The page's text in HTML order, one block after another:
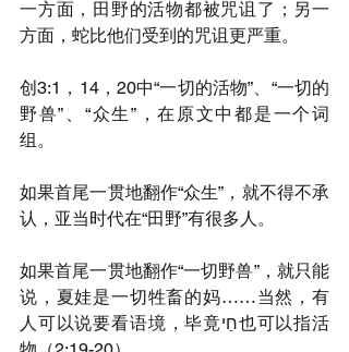
一方面，田野的活物都被咒诅了；另一
方面，蛇比他们受到的咒诅更严重。
创3:1，14，20中“一切的活物”、“一切的
野兽”、“众生”，在原文中都是一个词
组。
如果首尾一贯地翻作“众生”，就不得不承
认，亚当时代在“田野”有很多人。
如果首尾一贯地翻作“一切野兽”，就只能
说，夏娃是一切牲畜的妈……当然，有
人可以说要看语境，毕竟חַי也可以指活